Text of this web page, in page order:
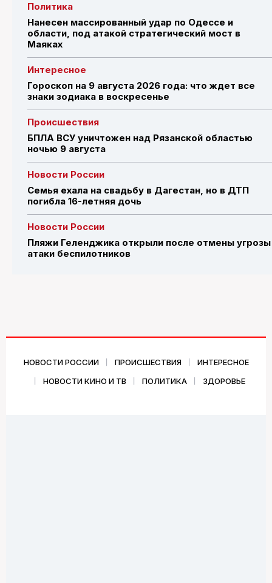
Политика
Нанесен массированный удар по Одессе и
области, под атакой стратегический мост в
Маяках
Интересное
Гороскоп на 9 августа 2026 года: что ждет все
знаки зодиака в воскресенье
Происшествия
БПЛА ВСУ уничтожен над Рязанской областью
ночью 9 августа
Новости России
Семья ехала на свадьбу в Дагестан, но в ДТП
погибла 16-летняя дочь
Новости России
Пляжи Геленджика открыли после отмены угрозы
атаки беспилотников
НОВОСТИ РОССИИ ПРОИСШЕСТВИЯ
ИНТЕРЕСНОЕ
НОВОСТИ КИНО И ТВ
ПОЛИТИКА ЗДОРОВЬЕ